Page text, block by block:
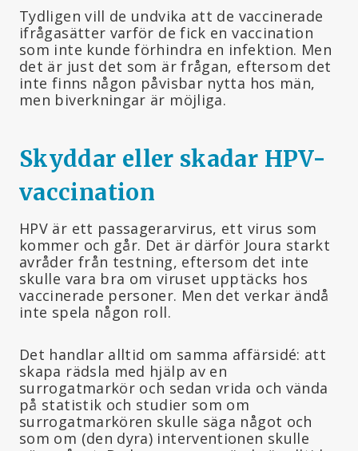
Tydligen vill de undvika att de vaccinerade
ifrågasätter varför de fick en vaccination
som inte kunde förhindra en infektion. Men
det är just det som är frågan, eftersom det
inte finns någon påvisbar nytta hos män,
men biverkningar är möjliga.
Skyddar eller skadar HPV-
vaccination
HPV är ett passagerarvirus, ett virus som
kommer och går. Det är därför Joura starkt
avråder från testning, eftersom det inte
skulle vara bra om viruset upptäcks hos
vaccinerade personer. Men det verkar ändå
inte spela någon roll.
Det handlar alltid om samma affärsidé: att
skapa rädsla med hjälp av en
surrogatmarkör och sedan vrida och vända
på statistik och studier som om
surrogatmarkören skulle säga något och
som om (den dyra) interventionen skulle